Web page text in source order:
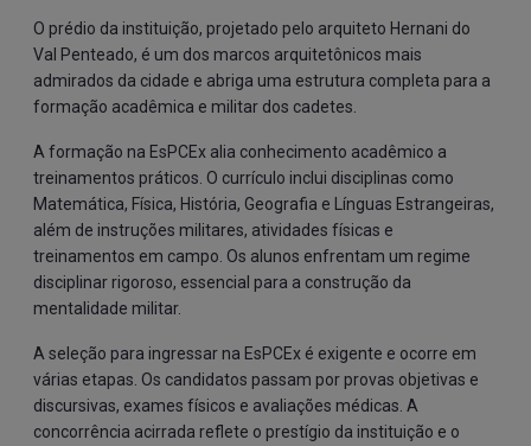
O prédio da instituição, projetado pelo arquiteto Hernani do
Val Penteado, é um dos marcos arquitetônicos mais
admirados da cidade e abriga uma estrutura completa para a
formação acadêmica e militar dos cadetes.
A formação na EsPCEx alia conhecimento acadêmico a
treinamentos práticos. O currículo inclui disciplinas como
Matemática, Física, História, Geografia e Línguas Estrangeiras,
além de instruções militares, atividades físicas e
treinamentos em campo. Os alunos enfrentam um regime
disciplinar rigoroso, essencial para a construção da
mentalidade militar.
A seleção para ingressar na EsPCEx é exigente e ocorre em
várias etapas. Os candidatos passam por provas objetivas e
discursivas, exames físicos e avaliações médicas. A
concorrência acirrada reflete o prestígio da instituição e o